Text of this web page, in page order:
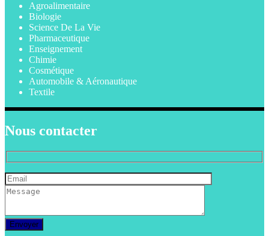
Agroalimentaire
Biologie
Science De La Vie
Pharmaceutique
Enseignement
Chimie
Cosmétique
Automobile & Aéronautique
Textile
Nous contacter